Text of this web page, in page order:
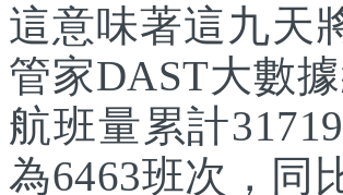
這意味著這九天
管家DAST大數
航班量累計
為6463班次，同